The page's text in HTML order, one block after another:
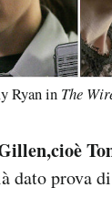
Ryan in The
dato prova